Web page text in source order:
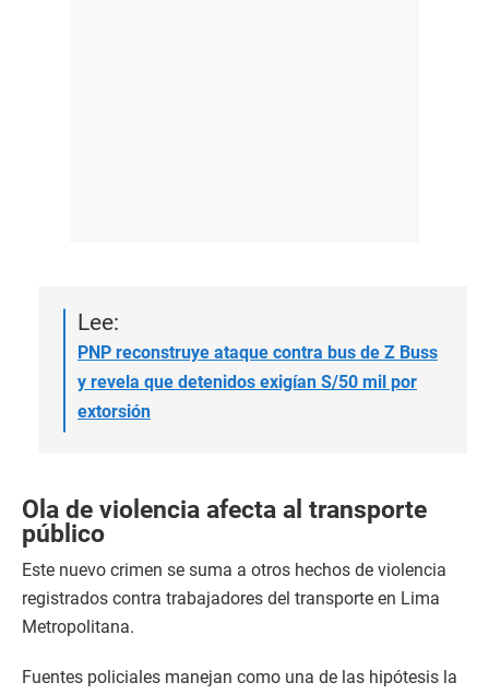
Lee:
PNP reconstruye ataque contra bus de Z Buss
y revela que detenidos exigían S/50 mil por
extorsión
Ola de violencia afecta al transporte
público
Este nuevo crimen se suma a otros hechos de violencia
registrados contra trabajadores del transporte en Lima
Metropolitana.
Fuentes policiales manejan como una de las hipótesis la